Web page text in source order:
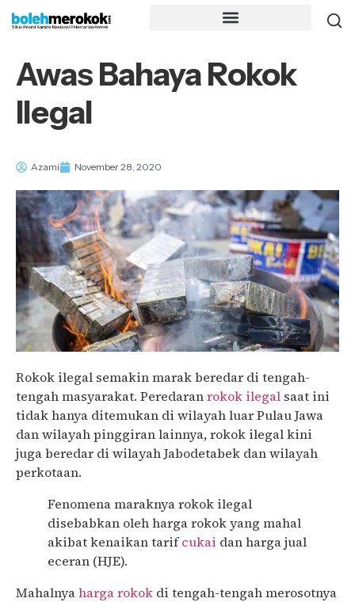
Awas Bahaya Rokok
Ilegal
Azami November 28, 2020
Rokok ilegal semakin marak beredar di tengah-
tengah masyarakat. Peredaranrokok ilegal saat ini
tidak hanya ditemukan di wilayah luar Pulau Jawa
dan wilayah pinggiran lainnya, rokok ilegal kini
juga beredar di wilayah Jabodetabek dan wilayah
perkotaan.
Fenomena maraknya rokok ilegal
disebabkan oleh harga rokok yang mahal
akibat kenaikan tarifcukai dan harga jual
eceran (HJE).
Mahalnyaharga rokok di tengah-tengah merosotnya